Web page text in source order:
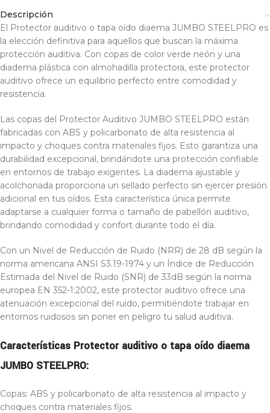
Descripción
El Protector auditivo o tapa oído diaema JUMBO STEELPRO es
la elección definitiva para aquellos que buscan la máxima
protección auditiva. Con copas de color verde neón y una
diadema plástica con almohadilla protectora, este protector
auditivo ofrece un equilibrio perfecto entre comodidad y
resistencia.
Las copas del Protector Auditivo JUMBO STEELPRO están
fabricadas con ABS y policarbonato de alta resistencia al
impacto y choques contra materiales fijos. Esto garantiza una
durabilidad excepcional, brindándote una protección confiable
en entornos de trabajo exigentes. La diadema ajustable y
acolchonada proporciona un sellado perfecto sin ejercer presión
adicional en tus oídos. Esta característica única permite
adaptarse a cualquier forma o tamaño de pabellón auditivo,
brindando comodidad y confort durante todo el día.
Con un Nivel de Reducción de Ruido (NRR) de 28 dB según la
norma americana ANSI S3.19-1974 y un Índice de Reducción
Estimada del Nivel de Ruido (SNR) de 33dB según la norma
europea EN 352-1:2002, este protector auditivo ofrece una
atenuación excepcional del ruido, permitiéndote trabajar en
entornos ruidosos sin poner en peligro tu salud auditiva.
Características Protector auditivo o tapa oído diaema
JUMBO STEELPRO:
Copas: ABS y policarbonato de alta resistencia al impacto y
choques contra materiales fijos.